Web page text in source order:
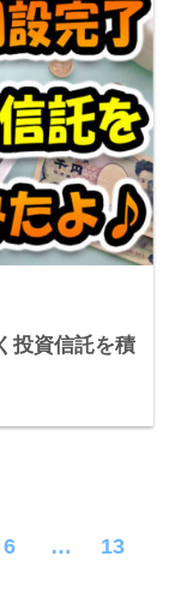
投資信託を積
6 … 13